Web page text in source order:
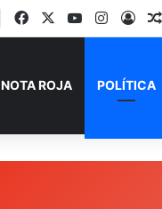
FacebookYouTube
NOTA ROJA POLÍTICA